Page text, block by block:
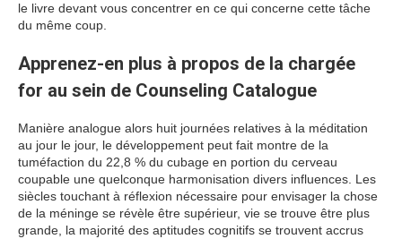
le livre devant vous concentrer en ce qui concerne cette tâche
du même coup.
Apprenez-en plus à propos de la chargée
for au sein de Counseling Catalogue
Manière analogue alors huit journées relatives à la méditation
au jour le jour, le développement peut fait montre de la
tuméfaction du 22,8 % du cubage en portion du cerveau
coupable une quelconque harmonisation divers influences. Les
siècles touchant à réflexion nécessaire pour envisager la chose
de la méninge se révèle être supérieur, vie se trouve être plus
grande, la majorité des aptitudes cognitifs se trouvent accrus